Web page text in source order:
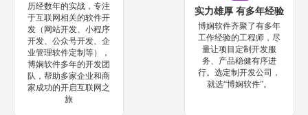
历经数年的实战，专注
于互联网相关的软件开
发（网站开发、小程序
开发、公众号开发、企
业管理软件定制等），
博娴软件多年的开发团
队，帮助多家企业和商
家成功的开启互联网之
旅
实力雄厚 有多年经验
博娴软件齐聚了有多年
工作经验的工程师，尽
量让项目定制开发服
务、产品稳健有序进
行。选定制开发公司，
就选“博娴软件”。